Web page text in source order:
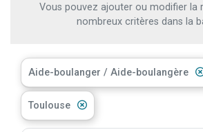
Vous pouvez ajouter ou modifier la
nombreux critères dans la
Aide-boulanger / Aide-boulangère
Toulouse